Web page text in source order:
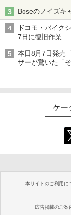
Boseのノイズキ
ドコモ・バイク
7日に復旧作業
本日8月7日発売
ザーが驚いた「
ケー
本サイトのご利用に
広告掲載のご案